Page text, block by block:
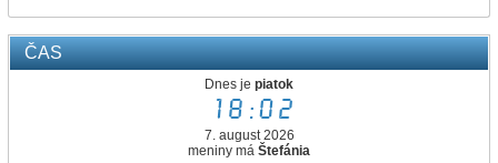
ČAS
Dnes je piatok
18:02
7. august 2026
meniny má Štefánia